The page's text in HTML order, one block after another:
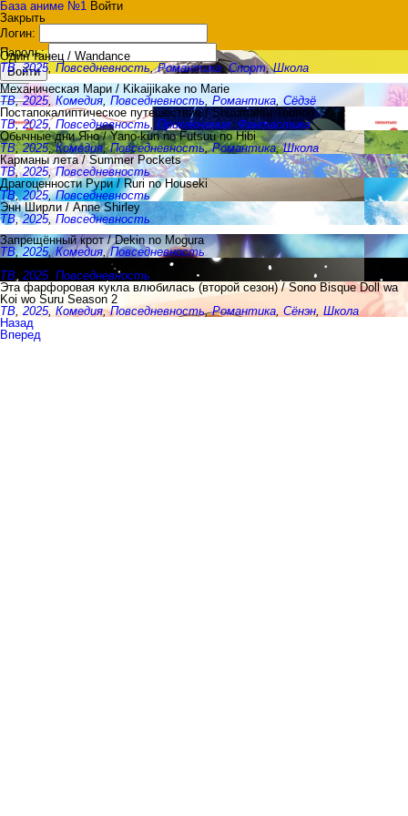
База аниме №1 Войти
Закрыть
Логин:
Пароль:
Войти
Один танец / Wandance
ТВ,2025, Повседневность,Романтика,Спорт,Школа
Механическая Мари / Kikaijikake no Marie
ТВ,2025, Комедия, Повседневность, Романтика, Сёдзё
Постапокалиптическое путешествие / Shuumatsu Touring
ТВ,2025, Повседневность,Приключения, Фантастика
Обычные дни Яно / Yano-kun no Futsuu no Hibi
ТВ,2025,Комедия,Повседневность,Романтика,Школа
Карманы лета / Summer Pockets
ТВ,2025,Повседневность
Драгоценности Рури / Ruri no Houseki
ТВ,2025,Повседневность
Энн Ширли / Anne Shirley
ТВ,2025, Повседневность
Запрещённый крот / Dekin no Mogura
ТВ,2025,Комедия,Повседневность
Дождь и ты / Ame to Kimi to
ТВ, 2025, Повседневность
Эта фарфоровая кукла влюбилась (второй сезон) / Sono Bisque Doll wa
Koi wo Suru Season 2
ТВ, 2025, Комедия,Повседневность,Романтика, Сёнэн, Школа
Назад
Вперед